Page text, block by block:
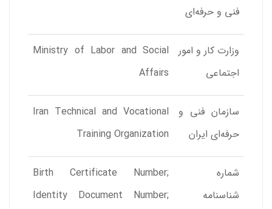
فنی و حرفه‌ای
وزارت کار و امور
اجتماعی
Ministry of Labor and Social
Affairs
سازمان فنی و
حرفه‌ای ایران
Iran Technical and Vocational
Training Organization
شماره
شناسنامه
‌Birth Certificate Number;
Identity Document Number;